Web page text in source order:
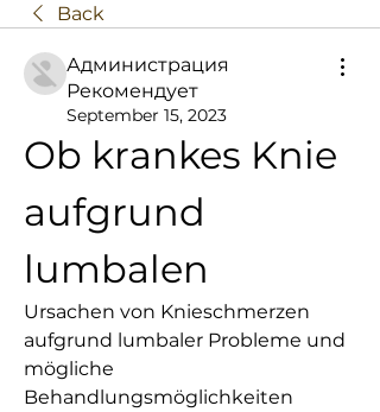
Back
Администрация
Рекомендует
September 15, 2023
Ob krankes Knie
aufgrund
lumbalen
Ursachen von Knieschmerzen
aufgrund lumbaler Probleme und
mögliche
Behandlungsmöglichkeiten